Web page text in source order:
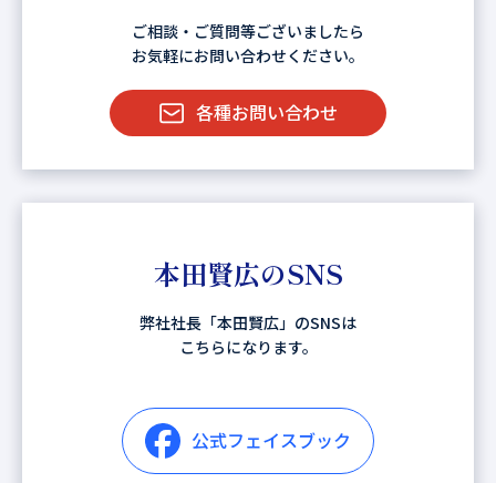
ご相談・ご質問等ございましたら
お気軽にお問い合わせください。
各種お問い合わせ
本田賢広のSNS
弊社社長「本田賢広」のSNSは
こちらになります。
公式フェイスブック